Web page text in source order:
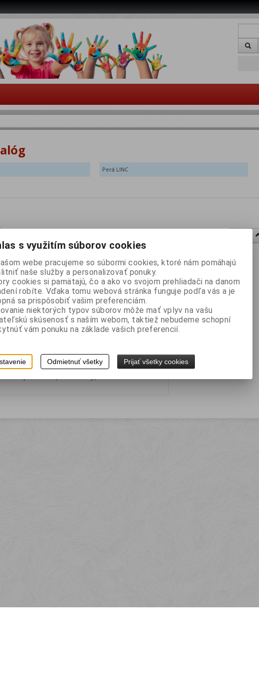
Perá LINC
čierne
Záruka (mesiacov):24
7 EAN: 8029172592108
imageidentifier="none" cssclass="btn
s využitím súborov cookies
webe pracujeme so súbormi cookies, ktoré nám pomáhajú
naše služby a personalizovať ponuky.
cookies si pamätajú, čo a ako vo svojom prehliadači na danom
robíte. Vďaka tomu webová stránka funguje podľa vás a je
sa prispôsobiť vašim preferenciám.
niektorých typov súborov môže mať vplyv na vašu
skúsenosť s naším webom, taktiež nebudeme schopní
vám ponuku na základe vašich preferencií.
Odmietnuť všetky Prijať všetky cookies